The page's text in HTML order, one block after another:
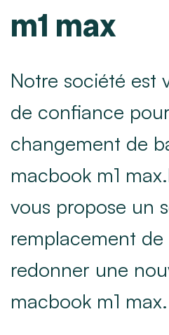
m1 max
Notre société est
de confiance
changement de
macbook m1
vous propose un
remplacement
redonner une
macbook m1 max.